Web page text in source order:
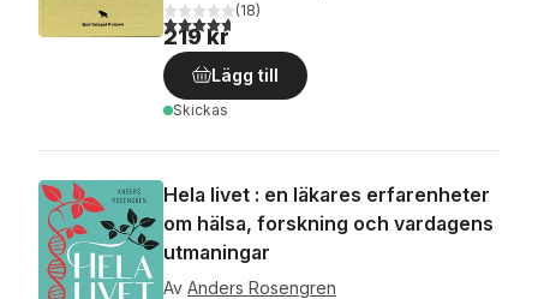
4,7utav 5 stjärnor. Totalt antal röster:
(18)
219 kr
Lägg till
Skickas
Hela livet : en läkares erfarenheter
om hälsa, forskning och vardagens
utmaningar
Av Anders Rosengren